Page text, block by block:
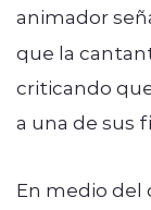
animador
que la
criticando
a una de sus
En medio del